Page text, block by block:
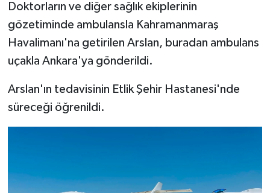
Doktorların ve diğer sağlık ekiplerinin
gözetiminde ambulansla Kahramanmaraş
Havalimanı'na getirilen Arslan, buradan ambulans
uçakla Ankara'ya gönderildi.
Arslan'ın tedavisinin Etlik Şehir Hastanesi'nde
süreceği öğrenildi.